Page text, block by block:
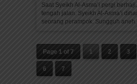
Saat Syeikh Al-Asma’i pergi
tengah jalan. Syeikh Al-Asma’i
seorang perampok. Sungguh
Page 1 of 7 1 2 3
6 7